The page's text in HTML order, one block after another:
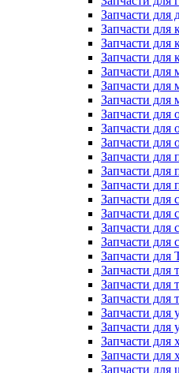
Запчасти для
Запчасти для
Запчасти для
Запчасти для
Запчасти
Запчасти для
Запчасти для
Запчасти для
Запчасти для
Запчасти для
Запчасти для
Запчасти
Запчасти для
Запчасти для
Запчасти для
Запчасти
Запчасти
Запчасти для
Запчасти для
Запчасти для
Запчасти для
Запчасти для
Запчасти для
Запчасти для
Запчасти для
Запчасти